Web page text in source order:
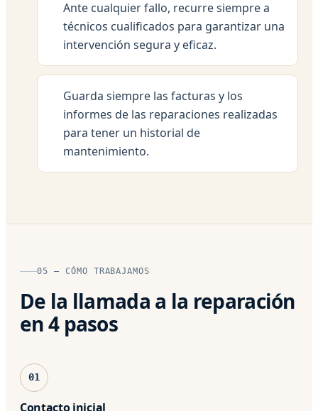
Ante cualquier fallo, recurre siempre a
técnicos cualificados para garantizar una
intervención segura y eficaz.
Guarda siempre las facturas y los
informes de las reparaciones realizadas
para tener un historial de
mantenimiento.
05 — CÓMO TRABAJAMOS
De la llamada a la reparación
en 4 pasos
01
Contacto inicial